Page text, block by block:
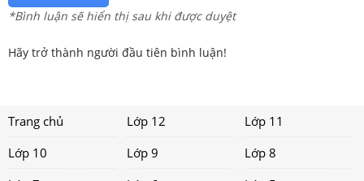
*Bình luận sẽ hiển thị sau khi được duyệt
Hãy trở thành người đầu tiên bình luận!
Trang chủ Lớp 12
Lớp 11
Lớp 10
Lớp 9
Lớp 8